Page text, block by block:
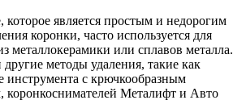
которое является простым и недорогим
коронки, часто используется для
металлокерамики или сплавов металла.
методы удаления, такие как
инструмента с крючкообразным
коронкоснимателей Металифт и Авто